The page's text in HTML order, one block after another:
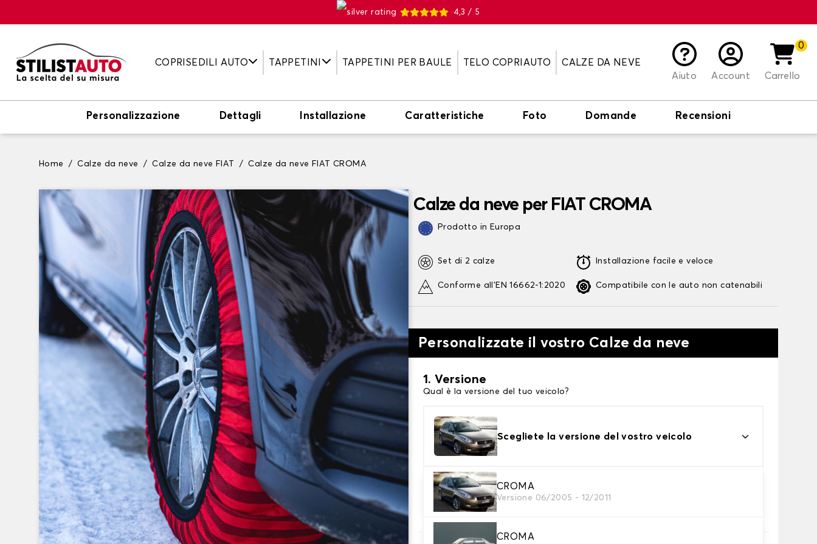
4,3 / 5
COPRISEDILI AUTO TAPPETINI TAPPETINI PER BAULE TELO COPRIAUTO
CALZE DA NEVE
Aiuto
Account
0
Carrello
Personalizzazione Dettagli Installazione Caratteristiche Foto Domande Recensioni
Home Calze da neve Calze da neve FIAT Calze da neve FIAT CROMA
Calze da neve per FIAT CROMA
Prodotto in Europa
Set di 2 calze
Conforme all'EN 16662-1:2020
Installazione facile e veloce
Compatibile con le auto non catenabili
Personalizzate il vostro Calze da neve
1. Versione
Qual è la versione del tuo veicolo?
Scegliete la versione del vostro veicolo
CROMA
Versione 06/2005 - 12/2011
CROMA
2. Finitura a calza
Scegli le calze da neve adatte alle tue necessità